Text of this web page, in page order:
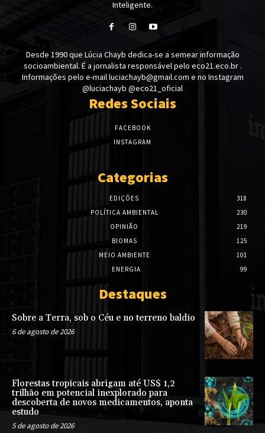
Inteligente.
Desde 1990 que Lúcia Chayb dedica-se a semear informação
socioambiental. É a jornalista responsável pelo eco21.eco.br .
Informações pelo e-mail luciachayb@gmail.com e no Instagram
@luciachayb @eco21_oficial
Redes Sociais
FACEBOOK
INSTAGRAM
Categorias
EDIÇÕES
318
POLÍTICA AMBIENTAL
230
OPINIÃO
219
BIOMAS
125
MEIO AMBIENTE
101
ENERGIA
99
Destaques
Sobre a Terra, sob o Céu e no terreno baldio
6 de agosto de 2026
Florestas tropicais abrigam até US$ 1,2
trilhão em potencial inexplorado para
descoberta de novos medicamentos, aponta
estudo
5 de agosto de 2026